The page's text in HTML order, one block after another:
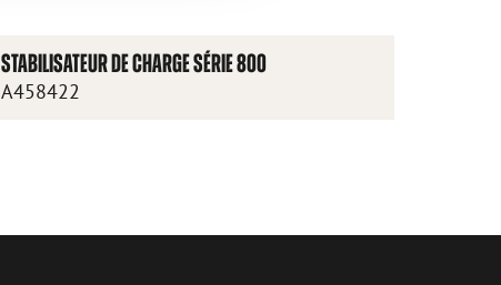
STABILISATEUR DE CHARGE SÉRIE 800
A458422